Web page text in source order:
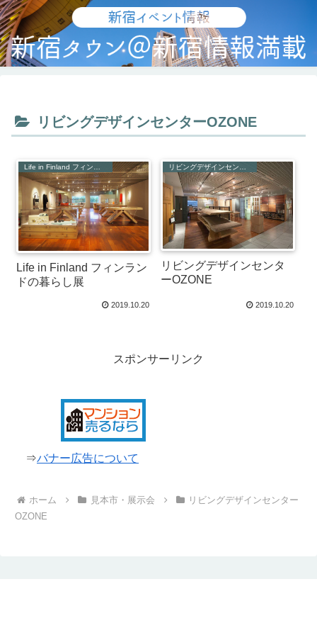
リビングデザインセンターOZONE
Life in Finland フィンラン
ドの暮らし展
2019.10.20
リビングデザインセンタ
ーOZONE
2019.10.20
スポンサーリンク
⇒バナー広告について
ホーム 見本市・展示会
リビングデザインセンター
OZONE